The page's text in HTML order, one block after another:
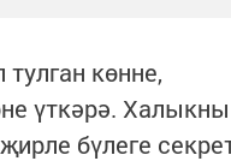
көнне,
үткәрә. Халыкны
бүлеге